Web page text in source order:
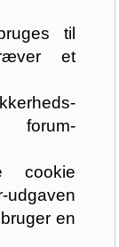
til
et
forum-
cookie
udgaven
en